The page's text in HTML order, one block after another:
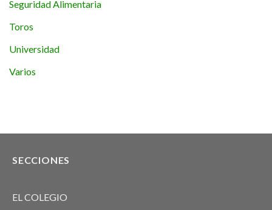
Seguridad Alimentaria
Toros
Universidad
Varios
SECCIONES
EL COLEGIO